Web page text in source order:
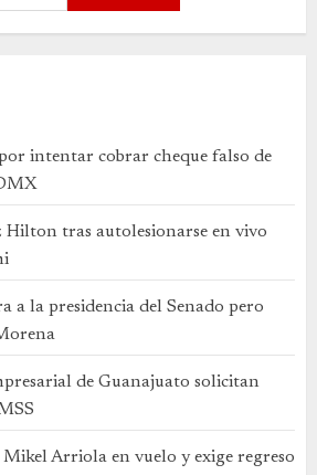
intentar cobrar cheque falso de
Hilton tras autolesionarse en vivo
a la presidencia del Senado pero
de Guanajuato solicitan
Arriola en vuelo y exige regreso